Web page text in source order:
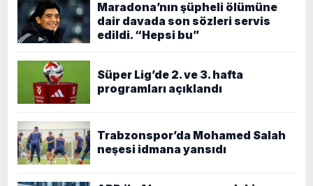
Maradona’nın şüpheli ölümüne
dair davada son sözleri servis
edildi. “Hepsi bu”
Süper Lig’de 2. ve 3. hafta
programları açıklandı
Trabzonspor’da Mohamed Salah
neşesi idmana yansıdı